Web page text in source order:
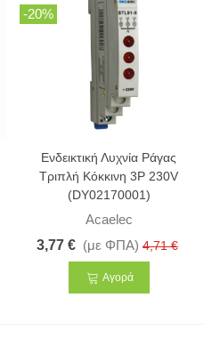
-20%
Ενδεικτική Λυχνία Ράγας
Τριπλή Κόκκινη 3P 230V
(DY02170001)
Acaelec
3,77 € (με ΦΠΑ) 4,71 €
Αγορά